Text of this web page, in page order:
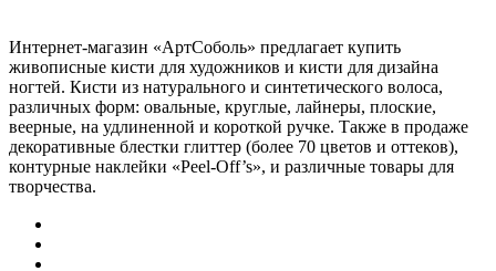
Интернет-магазин «АртСоболь» предлагает купить
живописные кисти для художников и кисти для дизайна
ногтей. Кисти из натурального и синтетического волоса,
различных форм: овальные, круглые, лайнеры, плоские,
веерные, на удлиненной и короткой ручке. Также в продаже
декоративные блестки глиттер (более 70 цветов и оттеков),
контурные наклейки «Peel-Off’s», и различные товары для
творчества.